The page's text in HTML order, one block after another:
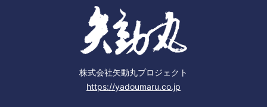
株式会社矢動丸プロジェクト
https://yadoumaru.co.jp